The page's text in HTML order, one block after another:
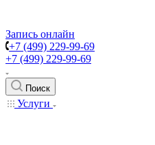
Запись онлайн
+7 (499) 229-99-69
+7 (499) 229-99-69
Поиск
Услуги